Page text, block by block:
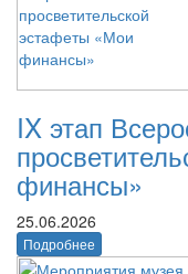
IX этап
финансы»
25.06.2026
Подробнее